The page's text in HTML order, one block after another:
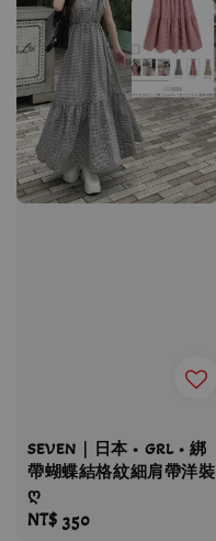
SEVEN｜日本 • GRL • 綁
帶蝴蝶結格紋細肩帶洋裝
ღ
Regular
NT$ 350